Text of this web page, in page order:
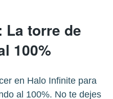
La torre de
100%
en Halo Infinite para
al 100%. No te dejes